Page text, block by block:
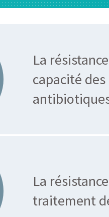
La
capacité des
La
traitement